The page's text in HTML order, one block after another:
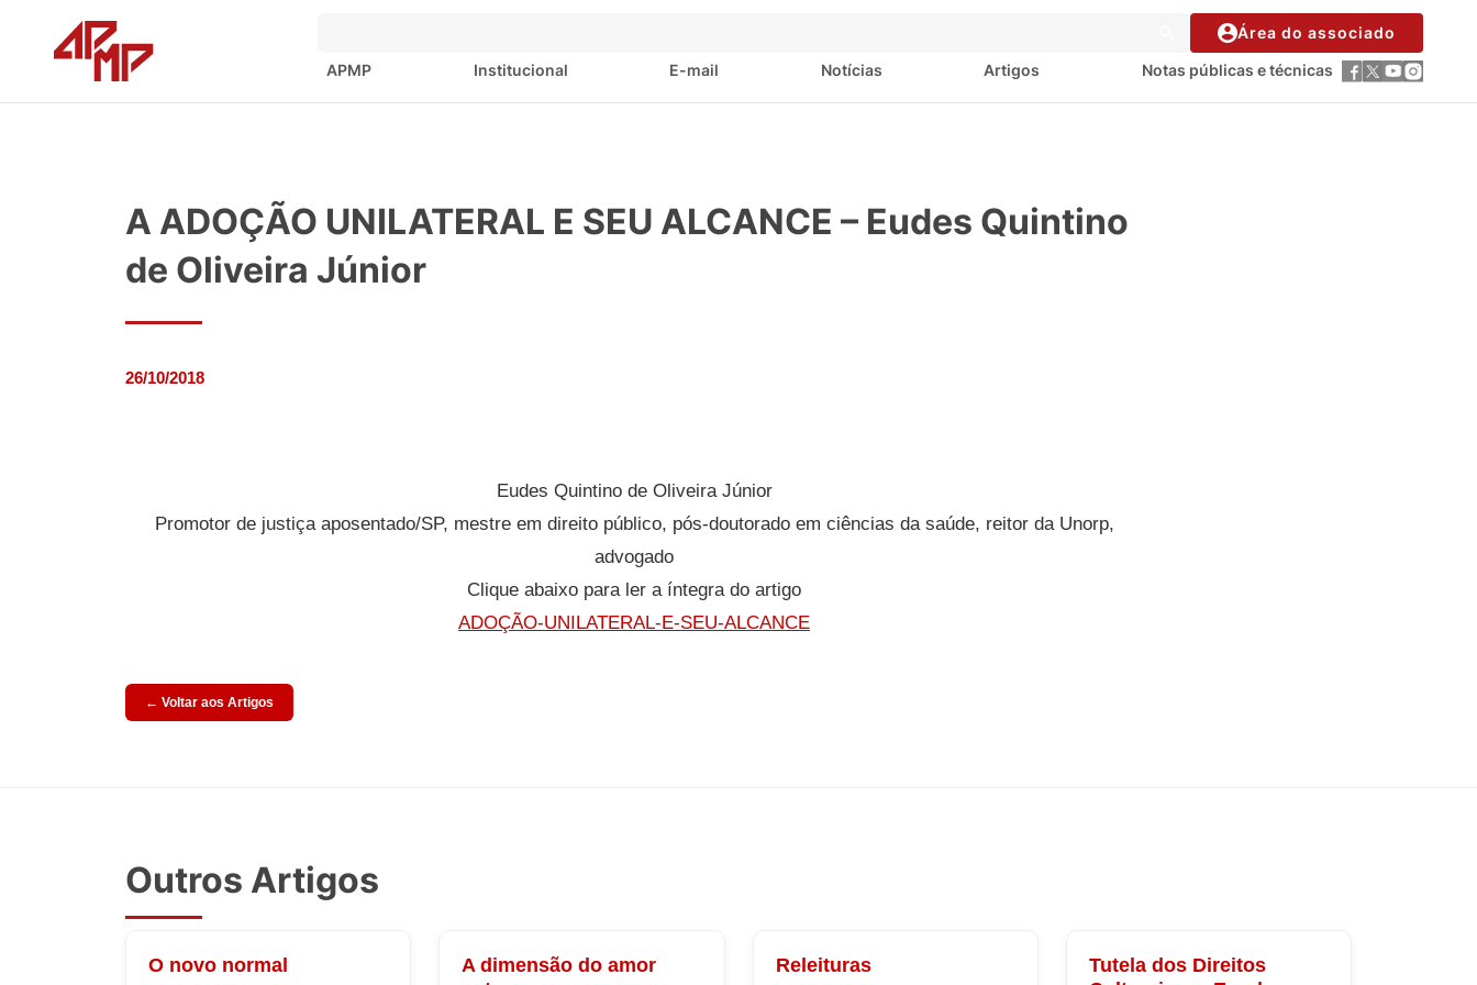
Área do associado
APMP
Institucional E-mail Notícias Artigos Notas públicas e técnicas
A ADOÇÃO UNILATERAL E SEU ALCANCE – Eudes Quintino
de Oliveira Júnior
26/10/2018
Eudes Quintino de Oliveira Júnior
Promotor de justiça aposentado/SP, mestre em direito público, pós-doutorado em ciências da saúde, reitor da Unorp,
advogado
Clique abaixo para ler a íntegra do artigo
ADOÇÃO-UNILATERAL-E-SEU-ALCANCE
← Voltar aos Artigos
Outros Artigos
O novo normal
A dimensão do amor
Releituras
Tutela dos Direitos